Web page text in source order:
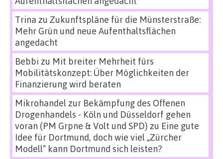
Trina zu Zukunftspläne für die Münsterstraße:
Mehr Grün und neue Aufenthaltsflächen
angedacht
Bebbi zu Mit breiter Mehrheit fürs
Mobilitätskonzept: Über Möglichkeiten der
Finanzierung wird beraten
Mikrohandel zur Bekämpfung des Offenen
Drogenhandels - Köln und Düsseldorf gehen
voran (PM Grpne & Volt und SPD) zu Eine gute
Idee für Dortmund, doch wie viel „Zürcher
Modell“ kann Dortmund sich leisten?